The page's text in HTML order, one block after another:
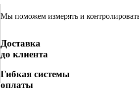
Мы поможем измерять и
Доставка
до клиента
Гибкая системы
оплаты